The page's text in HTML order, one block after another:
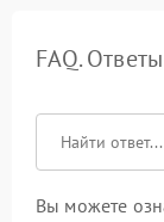
FAQ.
Вы можете